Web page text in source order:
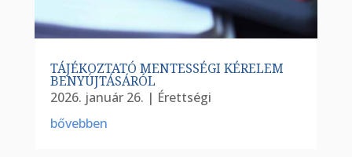
TÁJÉKOZTATÓ MENTESSÉGI KÉRELEM
BENYÚJTÁSÁRÓL
2026. január 26. | Érettségi
bővebben